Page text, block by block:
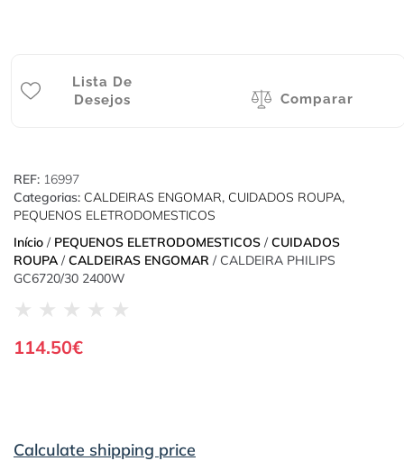
Lista De
Desejos
Comparar
REF: 16997
Categorias: CALDEIRAS ENGOMAR, CUIDADOS ROUPA,
PEQUENOS ELETRODOMESTICOS
Início / PEQUENOS ELETRODOMESTICOS / CUIDADOS
ROUPA / CALDEIRAS ENGOMAR / CALDEIRA PHILIPS
GC6720/30 2400W
★ ★ ★ ★ ★
114.50€
Calculate shipping price